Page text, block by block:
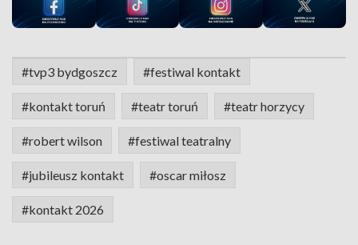
#tvp3 bydgoszcz #festiwal kontakt
#kontakt toruń #teatr toruń #teatr horzycy
#robert wilson #festiwal teatralny
#jubileusz kontakt #oscar miłosz
#kontakt 2026